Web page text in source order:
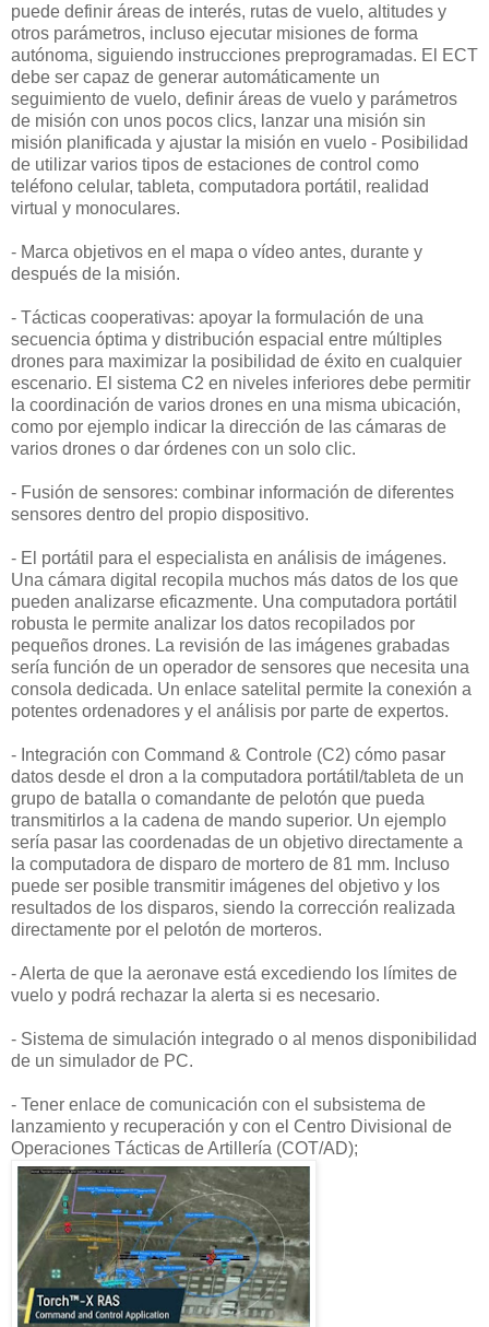
puede definir áreas de interés, rutas de vuelo, altitudes y
otros parámetros, incluso ejecutar misiones de forma
autónoma, siguiendo instrucciones preprogramadas. El ECT
debe ser capaz de generar automáticamente un
seguimiento de vuelo, definir áreas de vuelo y parámetros
de misión con unos pocos clics, lanzar una misión sin
misión planificada y ajustar la misión en vuelo - Posibilidad
de utilizar varios tipos de estaciones de control como
teléfono celular, tableta, computadora portátil, realidad
virtual y monoculares.
- Marca objetivos en el mapa o vídeo antes, durante y
después de la misión.
- Tácticas cooperativas: apoyar la formulación de una
secuencia óptima y distribución espacial entre múltiples
drones para maximizar la posibilidad de éxito en cualquier
escenario. El sistema C2 en niveles inferiores debe permitir
la coordinación de varios drones en una misma ubicación,
como por ejemplo indicar la dirección de las cámaras de
varios drones o dar órdenes con un solo clic.
- Fusión de sensores: combinar información de diferentes
sensores dentro del propio dispositivo.
- El portátil para el especialista en análisis de imágenes.
Una cámara digital recopila muchos más datos de los que
pueden analizarse eficazmente. Una computadora portátil
robusta le permite analizar los datos recopilados por
pequeños drones. La revisión de las imágenes grabadas
sería función de un operador de sensores que necesita una
consola dedicada. Un enlace satelital permite la conexión a
potentes ordenadores y el análisis por parte de expertos.
- Integración con Command & Controle (C2) cómo pasar
datos desde el dron a la computadora portátil/tableta de un
grupo de batalla o comandante de pelotón que pueda
transmitirlos a la cadena de mando superior. Un ejemplo
sería pasar las coordenadas de un objetivo directamente a
la computadora de disparo de mortero de 81 mm. Incluso
puede ser posible transmitir imágenes del objetivo y los
resultados de los disparos, siendo la corrección realizada
directamente por el pelotón de morteros.
- Alerta de que la aeronave está excediendo los límites de
vuelo y podrá rechazar la alerta si es necesario.
- Sistema de simulación integrado o al menos disponibilidad
de un simulador de PC.
- Tener enlace de comunicación con el subsistema de
lanzamiento y recuperación y con el Centro Divisional de
Operaciones Tácticas de Artillería (COT/AD);